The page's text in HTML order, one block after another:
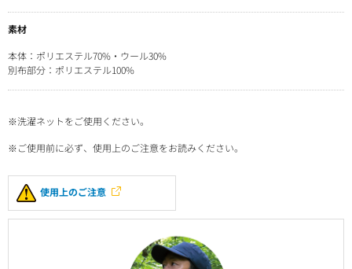
素材
本体：ポリエステル70%・ウール30%
別布部分：ポリエステル100%
※洗濯ネットをご使用ください。
※ご使用前に必ず、使用上のご注意をお読みください。
使用上のご注意